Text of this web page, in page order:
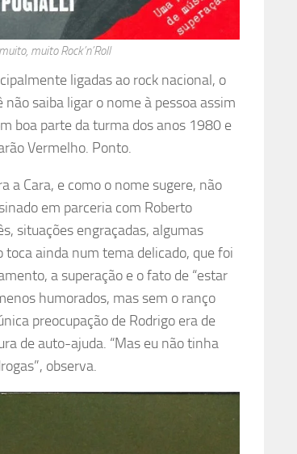
muito Rock’n’Roll
ligadas ao rock nacional, o
saiba ligar o nome à pessoa assim
boa parte da turma dos anos 1980 e
Vermelho. Ponto.
a Cara, e como o nome sugere, não
em parceria com Roberto
situações engraçadas, algumas
ainda num tema delicado, que foi
a superação e o fato de “estar
humorados, mas sem o ranço
preocupação de Rodrigo era de
de auto-ajuda. “Mas eu não tinha
observa.